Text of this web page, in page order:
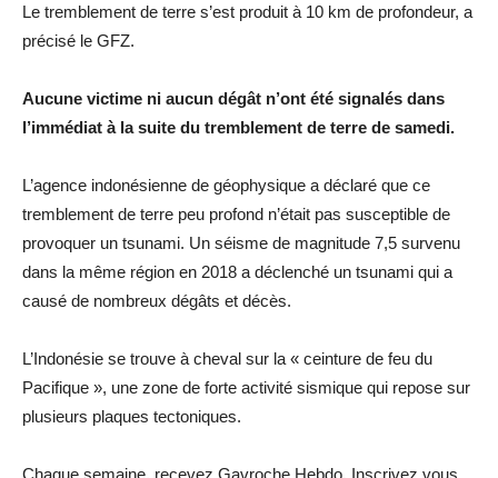
Le tremblement de terre s’est produit à 10 km de profondeur, a
précisé le GFZ.
Aucune victime ni aucun dégât n’ont été signalés dans
l’immédiat à la suite du tremblement de terre de samedi.
L’agence indonésienne de géophysique a déclaré que ce
tremblement de terre peu profond n’était pas susceptible de
provoquer un tsunami. Un séisme de magnitude 7,5 survenu
dans la même région en 2018 a déclenché un tsunami qui a
causé de nombreux dégâts et décès.
L’Indonésie se trouve à cheval sur la « ceinture de feu du
Pacifique », une zone de forte activité sismique qui repose sur
plusieurs plaques tectoniques.
Chaque semaine, recevez Gavroche Hebdo. Inscrivez vous